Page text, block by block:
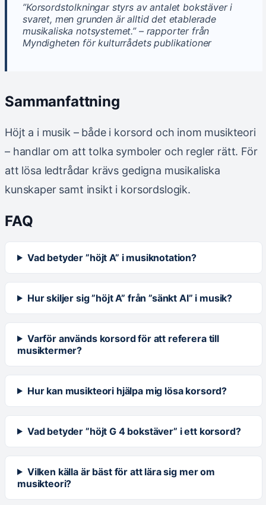
”Korsordstolkningar styrs av antalet bokstäver i
svaret, men grunden är alltid det etablerade
musikaliska notsystemet.” – rapporter från
Myndigheten för kulturrådets publikationer
Sammanfattning
Höjt a i musik – både i korsord och inom musikteori
– handlar om att tolka symboler och regler rätt. För
att lösa ledtrådar krävs gedigna musikaliska
kunskaper samt insikt i korsordslogik.
FAQ
Vad betyder ”höjt A” i musiknotation?
Hur skiljer sig ”höjt A” från ”sänkt AI” i musik?
Varför används korsord för att referera till
musiktermer?
Hur kan musikteori hjälpa mig lösa korsord?
Vad betyder ”höjt G 4 bokstäver” i ett korsord?
Vilken källa är bäst för att lära sig mer om
musikteori?